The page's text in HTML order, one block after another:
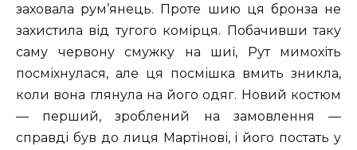
заховала рум’янець. Проте шию ця бронза не
захистила від тугого комірця. Побачивши таку
саму червону смужку на шиї, Рут мимохіть
посміхнулася, але ця посмішка вмить зникла,
коли вона глянула на його одяг. Новий костюм
— перший, зроблений на замовлення —
справді був до лиця Мартінові, і його постать у